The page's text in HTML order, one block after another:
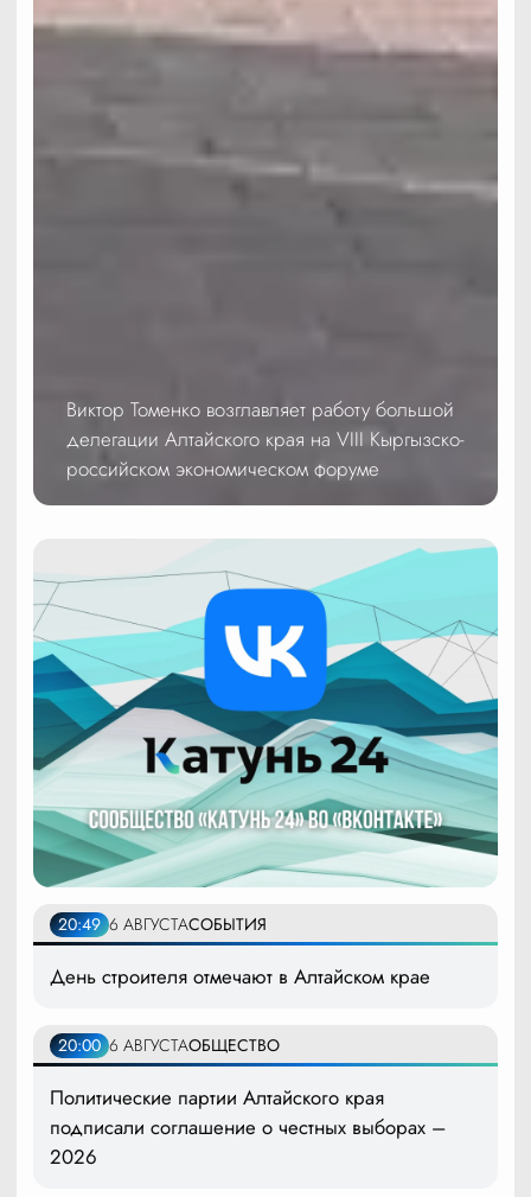
Виктор Томенко возглавляет работу большой
делегации Алтайского края на VIII Кыргызско-
российском экономическом форуме
20:49 6 АВГУСТАСОБЫТИЯ
День строителя отмечают в Алтайском крае
20:00 6 АВГУСТАОБЩЕСТВО
Политические партии Алтайского края
подписали соглашение о честных выборах –
2026